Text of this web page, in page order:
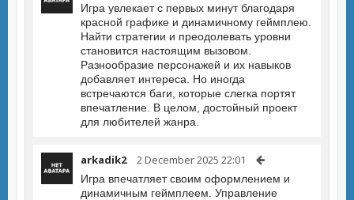
Игра увлекает с первых минут благодаря
красной графике и динамичному геймплею.
Найти стратегии и преодолевать уровни
становится настоящим вызовом.
Разнообразие персонажей и их навыков
добавляет интереса. Но иногда
встречаются баги, которые слегка портят
впечатление. В целом, достойный проект
для любителей жанра.
arkadik2 2 December 2025 22:01
Игра впечатляет своим оформлением и
динамичным геймплеем. Управление